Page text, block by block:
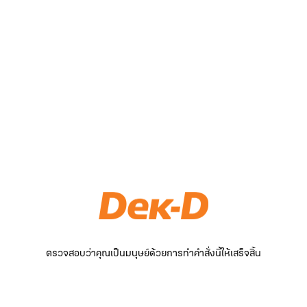
ตรวจสอบว่าคุณเป็นมนุษย์ด้วยการทำคำสั่งนี้ให้เสร็จสิ้น